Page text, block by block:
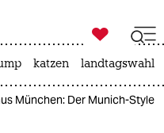

taz zahl ich
katzen landtagswahl
München: Der Munich-Style